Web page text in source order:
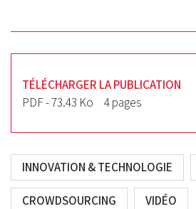
TÉLÉCHARGER LA PUBLICATION
PDF - 73.43 Ko
4 pages
INNOVATION & TECHNOLOGIE
CROWDSOURCING VIDÉO